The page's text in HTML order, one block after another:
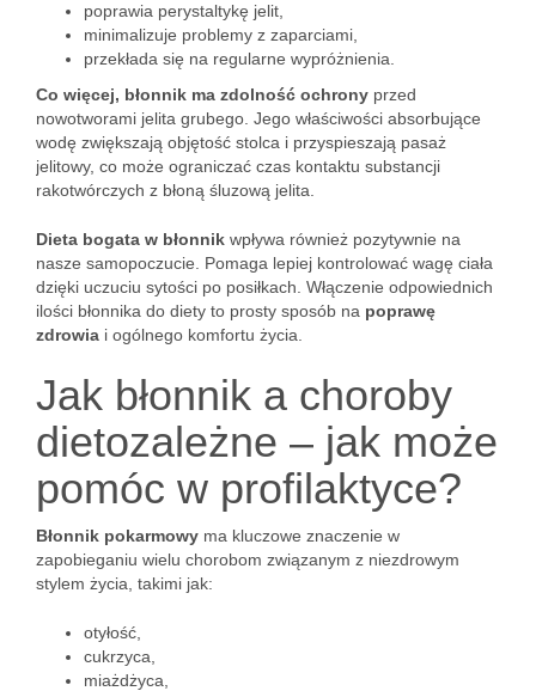
poprawia perystaltykę jelit,
minimalizuje problemy z zaparciami,
przekłada się na regularne wypróżnienia.
Co więcej, błonnik ma zdolność ochrony przed
nowotworami jelita grubego. Jego właściwości absorbujące
wodę zwiększają objętość stolca i przyspieszają pasaż
jelitowy, co może ograniczać czas kontaktu substancji
rakotwórczych z błoną śluzową jelita.
Dieta bogata w błonnik wpływa również pozytywnie na
nasze samopoczucie. Pomaga lepiej kontrolować wagę ciała
dzięki uczuciu sytości po posiłkach. Włączenie odpowiednich
ilości błonnika do diety to prosty sposób na poprawę
zdrowia i ogólnego komfortu życia.
Jak błonnik a choroby
dietozależne – jak może
pomóc w profilaktyce?
Błonnik pokarmowy ma kluczowe znaczenie w
zapobieganiu wielu chorobom związanym z niezdrowym
stylem życia, takimi jak:
otyłość,
cukrzyca,
miażdżyca,